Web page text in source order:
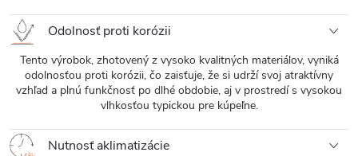
Odolnosť proti korózii
Tento výrobok, zhotovený z vysoko kvalitných materiálov, vyniká
odolnosťou proti korózii, čo zaisťuje, že si udrží svoj atraktívny
vzhľad a plnú funkčnosť po dlhé obdobie, aj v prostredí s vysokou
vlhkosťou typickou pre kúpeľne.
Nutnosť aklimatizácie